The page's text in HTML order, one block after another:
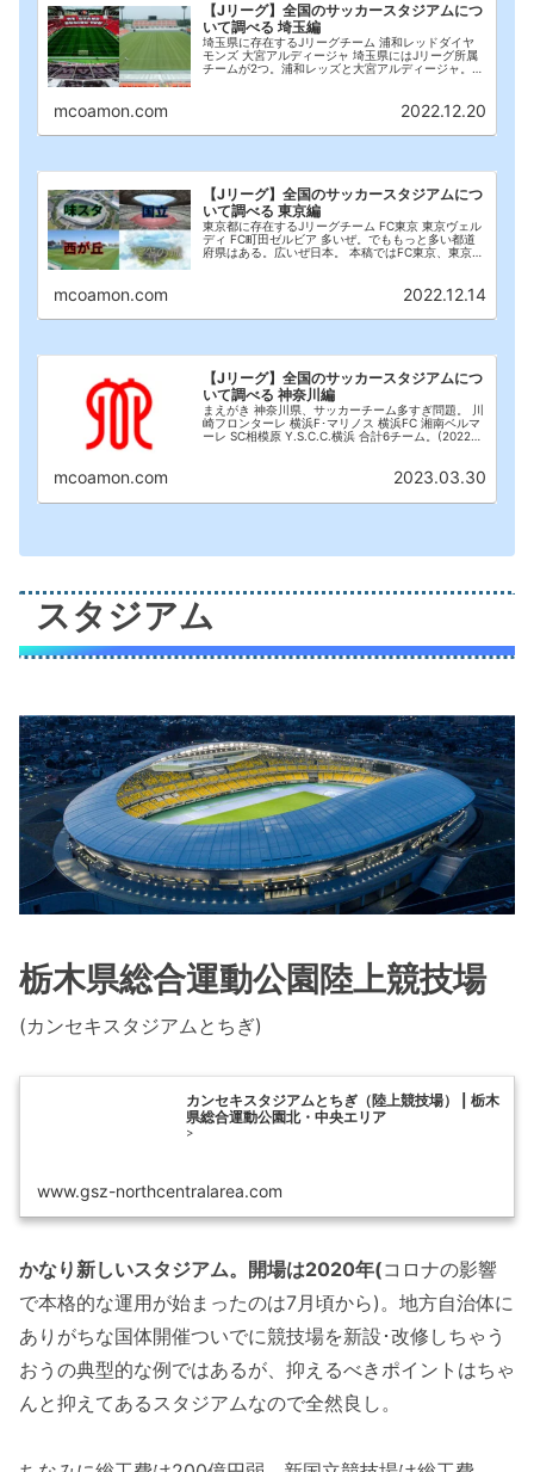
【Jリーグ】全国のサッカースタジアムにつ
いて調べる 埼玉編
埼玉県に存在するJリーグチーム 浦和レッドダイヤ
モンズ 大宮アルディージャ 埼玉県にはJリーグ所属
チームが2つ。浦和レッズと大宮アルディージャ。
mcoamon.com 2022.12.20
【Jリーグ】全国のサッカースタジアムにつ
いて調べる 東京編
東京都に存在するJリーグチーム FC東京 東京ヴェル
ディ FC町田ゼルビア 多いぜ。でももっと多い都道
府県はある。広いぜ日本。 本稿ではFC東京、東京ヴ
mcoamon.com 2022.12.14
【Jリーグ】全国のサッカースタジアムにつ
いて調べる 神奈川編
まえがき 神奈川県、サッカーチーム多すぎ問題。 川
崎フロンターレ 横浜F･マリノス 横浜FC 湘南ベルマ
ーレ SC相模原 Y.S.C.C.横浜 合計6チーム。(2022年
mcoamon.com 2023.03.30
スタジアム
栃木県総合運動公園陸上競技場
(カンセキスタジアムとちぎ)
カンセキスタジアムとちぎ（陸上競技場） | 栃木
県総合運動公園北・中央エリア
>
www.gsz-northcentralarea.com
かなり新しいスタジアム。開場は2020年(コロナの影響
で本格的な運用が始まったのは7月頃から)。地方自治体に
ありがちな国体開催ついでに競技場を新設･改修しちゃう
おうの典型的な例ではあるが、抑えるべきポイントはちゃ
んと抑えてあるスタジアムなので全然良し。